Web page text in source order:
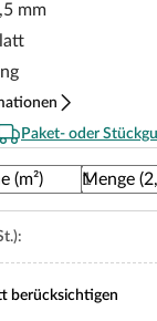
mm
Paket- oder
(m²) Menge
berücksichtigen